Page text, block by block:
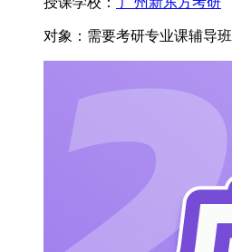
对象： 需要考研专业课辅导班